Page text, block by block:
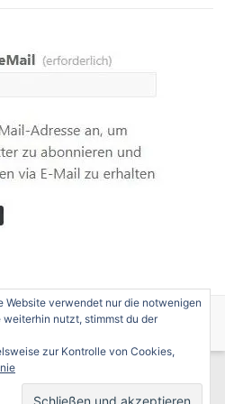
. Alle Rechte vorbehalten. Theme
Präsentiert von:
Website verwendet nur die notwenigen
weiterhin nutzt, stimmst du der
zur Kontrolle von Cookies,